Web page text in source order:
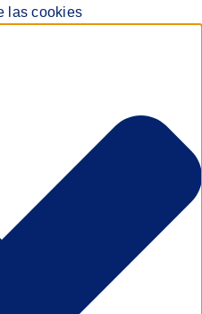
las cookies